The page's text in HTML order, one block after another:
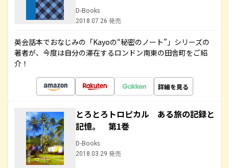
D-Books
2018.07.26 発売
英会話本でおなじみの「Kayoの“秘密のノート”」シリーズの
著者が、今度は自分の滞在するロンドン南東の田舎町をご紹
介！
詳細を見る
とろとろトロピカル ある旅の記録と
記憶。 第1巻
D-Books
2018.03.29 発売